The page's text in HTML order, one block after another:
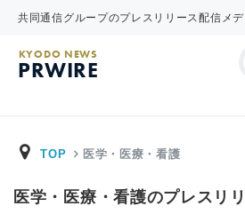
共同通信グループのプレスリリース配信メ
KYODO NEWS
PRWIRE
TOP 医学・医療・看護
医学・医療・看護のプレスリ